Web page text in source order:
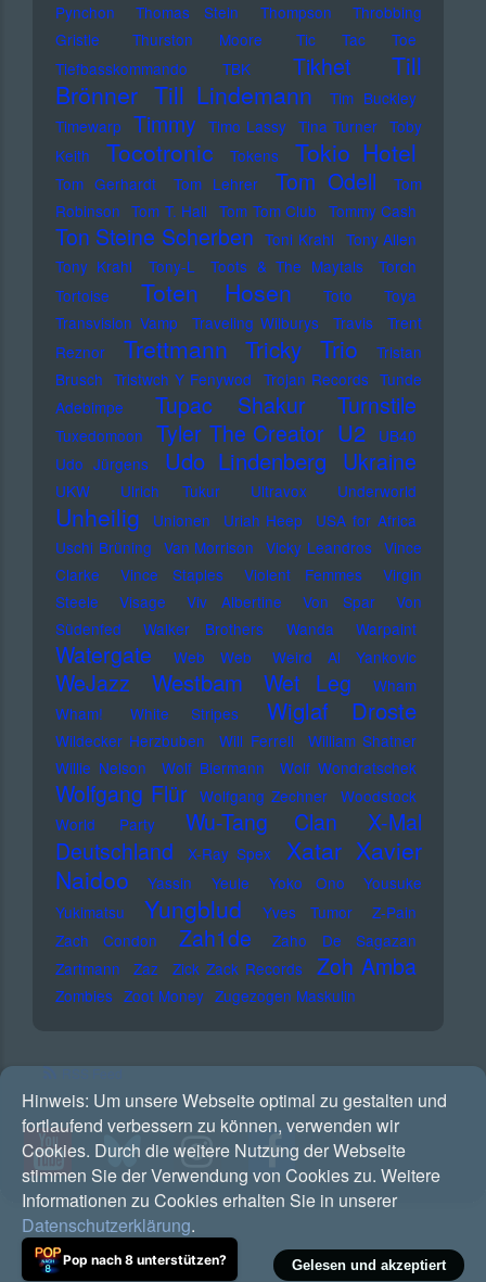
Pynchon
Thomas Stein Thompson
Throbbing
Gristle
Thurston Moore
Tic Tac Toe
Tiefbasskommando TBK
Tikhet
Till
Brönner Till Lindemann
Tim Buckley
Timewarp Timmy Timo Lassy Tina Turner Toby
Keith
Tocotronic Tokens Tokio Hotel
Tom Gerhardt Tom Lehrer Tom Odell
Tom
Robinson Tom T. Hall Tom Tom Club Tommy Cash
Ton Steine Scherben Toni Krahl Tony Allen
Tony Krahl
Tony-L Toots & The Maytals
Torch
Tortoise
Toten Hosen Toto
Toya
Transvision Vamp
Traveling Wilburys Travis
Trent
Reznor
Trettmann Tricky Trio
Tristan
Brusch Tristwch Y Fenywod Trojan Records Tunde
Adebimpe
Tupac Shakur Turnstile
Tuxedomoon Tyler The Creator U2
UB40
Udo Jürgens
Udo Lindenberg Ukraine
UKW Ulrich Tukur Ultravox Underworld
Unheilig Unionen Uriah Heep
USA for Africa
Uschi Brüning Van Morrison Vicky Leandros Vince
Clarke
Vince Staples Violent Femmes
Virgin
Steele
Visage Viv Albertine Von Spar
Von
Südenfed
Walker Brothers Wanda Warpaint
Watergate Web Web Weird Al Yankovic
WeJazz Westbam Wet Leg
Wham
Wham!
White Stripes Wiglaf Droste
Wildecker Herzbuben Will Ferrell
William Shatner
Willie Nelson
Wolf Biermann Wolf Wondratschek
Wolfgang Flür Wolfgang Zechner
Woodstock
World Party
Wu-Tang Clan
X-Mal
Deutschland
X-Ray Spex Xatar Xavier
Naidoo
Yassin Yeule Yoko Ono
Yousuke
Yukimatsu
Yungblud Yves Tumor
Z-Pain
Zach Condon
Zah1de
Zaho De Sagazan
Zartmann
Zaz Zick Zack Records Zoh Amba
Zombies Zoot Money Zugezogen Maskulin
Hinweis: Um unsere Webseite optimal zu gestalten und
fortlaufend verbessern zu können, verwenden wir
Cookies. Durch die weitere Nutzung der Webseite
stimmen Sie der Verwendung von Cookies zu. Weitere
Informationen zu Cookies erhalten Sie in unserer
Datenschutzerklärung.
Gelesen und akzeptiert
Pop nach 8 unterstützen?